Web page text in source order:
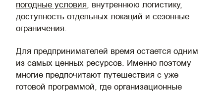
погодные условия, внутреннюю логистику,
доступность отдельных локаций и сезонные
ограничения.
Для предпринимателей время остается одним
из самых ценных ресурсов. Именно поэтому
многие предпочитают путешествия с уже
готовой программой, где организационные